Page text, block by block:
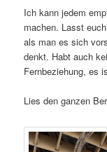
Ich kann jedem
machen. Lasst
als man es sich
denkt. Habt auch
Fernbeziehung, es
Lies den ganzen